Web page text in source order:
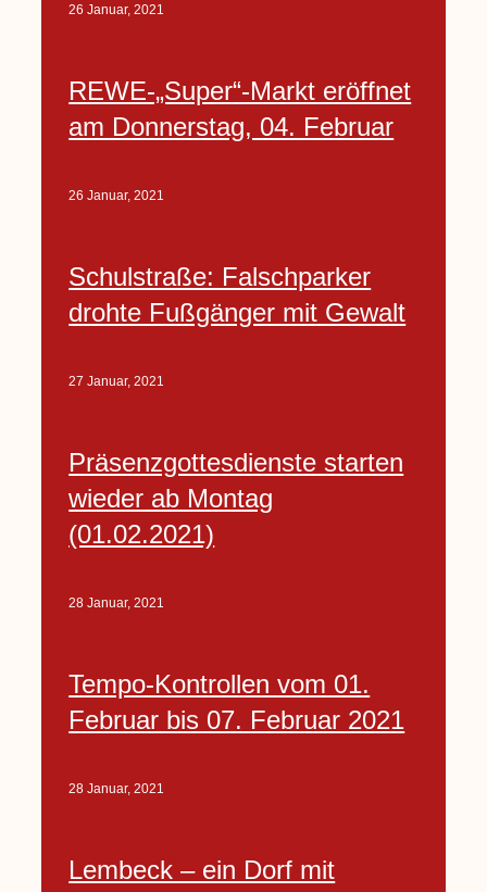
26 Januar, 2021
REWE-„Super“-Markt eröffnet
am Donnerstag, 04. Februar
26 Januar, 2021
Schulstraße: Falschparker
drohte Fußgänger mit Gewalt
27 Januar, 2021
Präsenzgottesdienste starten
wieder ab Montag
(01.02.2021)
28 Januar, 2021
Tempo-Kontrollen vom 01.
Februar bis 07. Februar 2021
28 Januar, 2021
Lembeck – ein Dorf mit